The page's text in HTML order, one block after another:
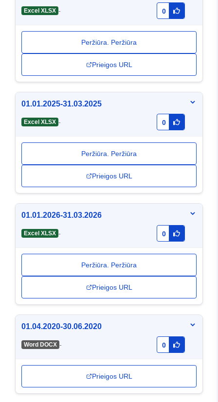
Excel XLSX - 0
Peržiūra. Peržiūra
Prieigos URL
01.01.2025-31.03.2025
Excel XLSX - 0
Peržiūra. Peržiūra
Prieigos URL
01.01.2026-31.03.2026
Excel XLSX - 0
Peržiūra. Peržiūra
Prieigos URL
01.04.2020-30.06.2020
Word DOCX - 0
Prieigos URL